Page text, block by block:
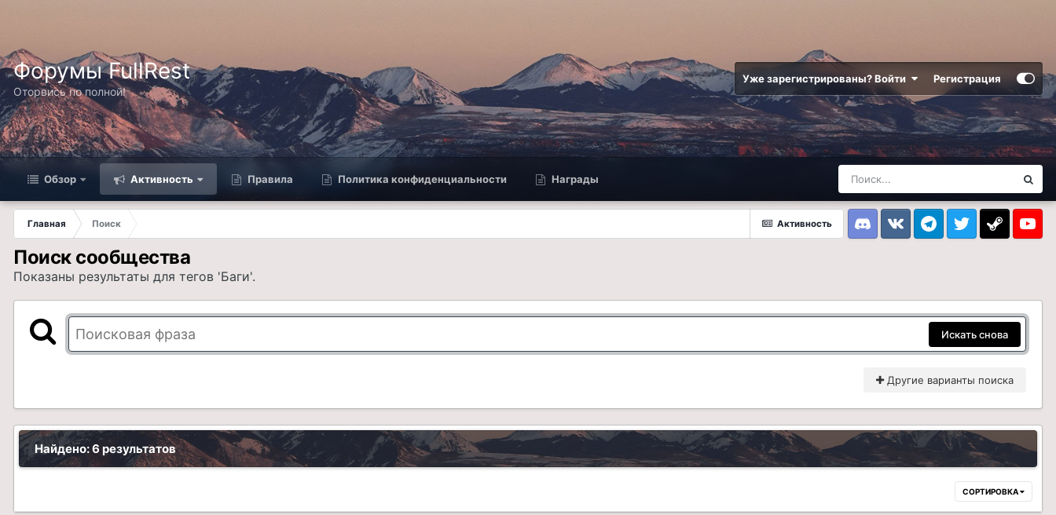
Форумы FullRest
Оторвись по полной!
Уже зарегистрированы? Войти Регистрация
Обзор Активность Правила Политика конфиденциальности Награды
Активность
Главная
Поиск
DiscordVK TelegramTwitter Steam
Поиск сообщества
Показаны результаты для тегов 'Баги'.
Искать снова
Другие варианты поиска
Найдено: 6 результатов
СОРТИРОВКА